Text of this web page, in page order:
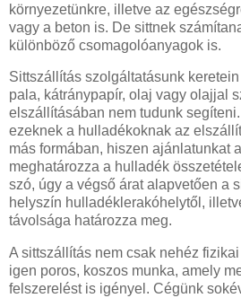
környezetünkre, illetve az
vagy a beton is. De sittnek
különböző csomagolóanyagok is.
Sittszállítás szolgáltatásunk
pala, kátránypapír, olaj vagy olajjal
elszállításában nem tudunk
ezeknek a hulladékoknak az
más formában, hiszen ajánlatunkat
meghatározza a hulladék
szó, úgy a végső árat alapvetően a
helyszín hulladéklerakóhelytől,
távolsága határozza meg.
A sittszállítás nem csak nehéz
igen poros, koszos munka, amely
felszerelést is igényel. Cégünk